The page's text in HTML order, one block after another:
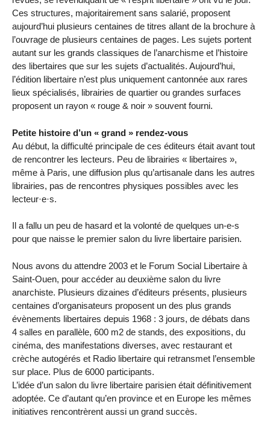
Ces structures, majoritairement sans salarié, proposent
aujourd’hui plusieurs centaines de titres allant de la brochure à
l’ouvrage de plusieurs centaines de pages. Les sujets portent
autant sur les grands classiques de l’anarchisme et l’histoire
des libertaires que sur les sujets d’actualités. Aujourd’hui,
l’édition libertaire n’est plus uniquement cantonnée aux rares
lieux spécialisés, librairies de quartier ou grandes surfaces
proposent un rayon « rouge & noir » souvent fourni.
Petite histoire d’un « grand » rendez-vous
Au début, la difficulté principale de ces éditeurs était avant tout
de rencontrer les lecteurs. Peu de librairies « libertaires »,
même à Paris, une diffusion plus qu’artisanale dans les autres
librairies, pas de rencontres physiques possibles avec les
lecteur·e·s.
Il a fallu un peu de hasard et la volonté de quelques un-e-s
pour que naisse le premier salon du livre libertaire parisien.
Nous avons du attendre 2003 et le Forum Social Libertaire à
Saint-Ouen, pour accéder au deuxième salon du livre
anarchiste. Plusieurs dizaines d’éditeurs présents, plusieurs
centaines d’organisateurs proposent un des plus grands
évènements libertaires depuis 1968 : 3 jours, de débats dans
4 salles en parallèle, 600 m2 de stands, des expositions, du
cinéma, des manifestations diverses, avec restaurant et
crèche autogérés et Radio libertaire qui retransmet l’ensemble
sur place. Plus de 6000 participants.
L’idée d’un salon du livre libertaire parisien était définitivement
adoptée. Ce d’autant qu’en province et en Europe les mêmes
initiatives rencontrèrent aussi un grand succès.